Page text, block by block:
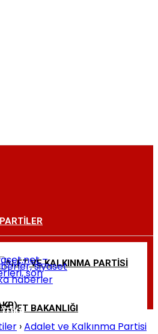
VE KALKINMA PARTISI
BAKANLIĞI
›Adalet ve Kalkınma Partisi